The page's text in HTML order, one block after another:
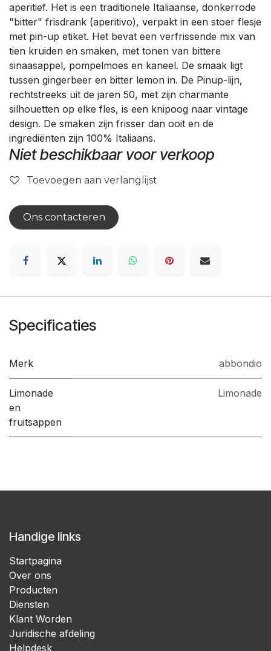
aperitief. Het is een traditionele Italiaanse, donkerrode
"bitter" frisdrank (aperitivo), verpakt in een stoer flesje
met pin-up etiket. Het bevat een verfrissende mix van
tien kruiden en smaken, met tonen van bittere
sinaasappel, pompelmoes en kaneel. De smaak ligt
tussen gingerbeer en bitter lemon in. De Pinup-lijn,
rechtstreeks uit de jaren 50, met zijn charmante
silhouetten op elke fles, is een knipoog naar vintage
design. De smaken zijn frisser dan ooit en de
ingrediënten zijn 100% Italiaans.
Niet beschikbaar voor verkoop
Toevoegen aan verlanglijst
Ons contacteren
Specificaties
Merk abbondio
Limonade
en
fruitsappen
Limonade
Handige links
Startpagina
Over ons
Producten
Diensten
Klant Worden
Juridische afdeling
Helpdesk